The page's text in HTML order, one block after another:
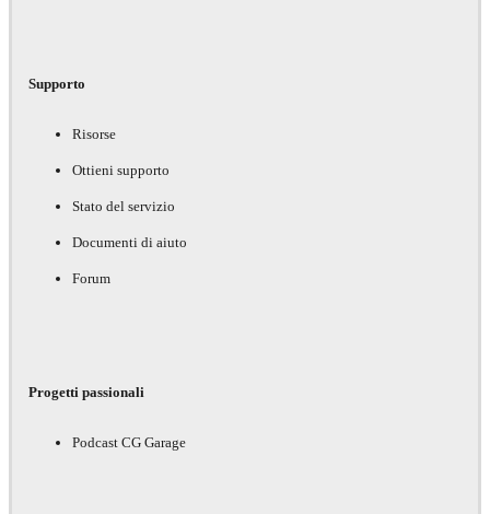
Supporto
Risorse
Ottieni supporto
Stato del servizio
Documenti di aiuto
Forum
Progetti passionali
Podcast CG Garage